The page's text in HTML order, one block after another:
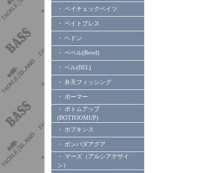
・ ペイチェックベイツ
・ ベイトブレス
・ ヘドン
・ ベベル(Bevel)
・ ベル(BEL)
・ 弁天フィッシング
・ ボーマー
・ ボトムアップ
(BOTTOOMUP)
・ ホプキンス
・ ボンバダアグア
・ マーズ（アルシアデザイ
ン）